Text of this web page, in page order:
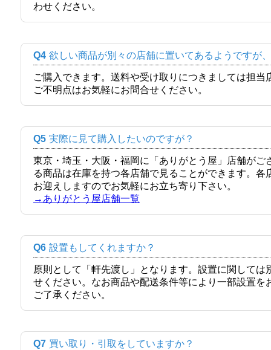
わせください。
Q4 欲しい商品が別々の店舗に置いてあるようですが
ご購入できます。送料や受け取りにつきましては担
ご不明点はお気軽にお問合せください。
Q5 実際に見て購入したいのですが？
東京・埼玉・大阪・福岡に「ありがとう屋」店舗が
る商品は在庫を持つ各店舗で見ることができます。
お迎えしますのでお気軽にお立ち寄り下さい。
→ありがとう屋店舗一覧
Q6 設置もしてくれますか？
原則として「軒先渡し」となります。設置に関して
せください。なお商品や配送条件等により一部設置
ご了承ください。
Q7 買い取り・引取をしていますか？